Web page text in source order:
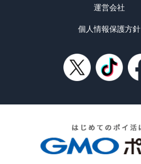
運営会社
個人情報保護方針